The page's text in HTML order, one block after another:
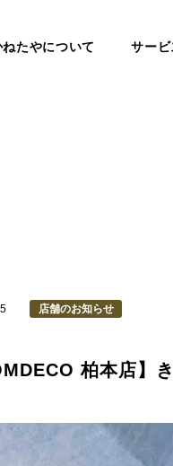
ねたやについて サービ
店舗のお知らせ
柏本店】